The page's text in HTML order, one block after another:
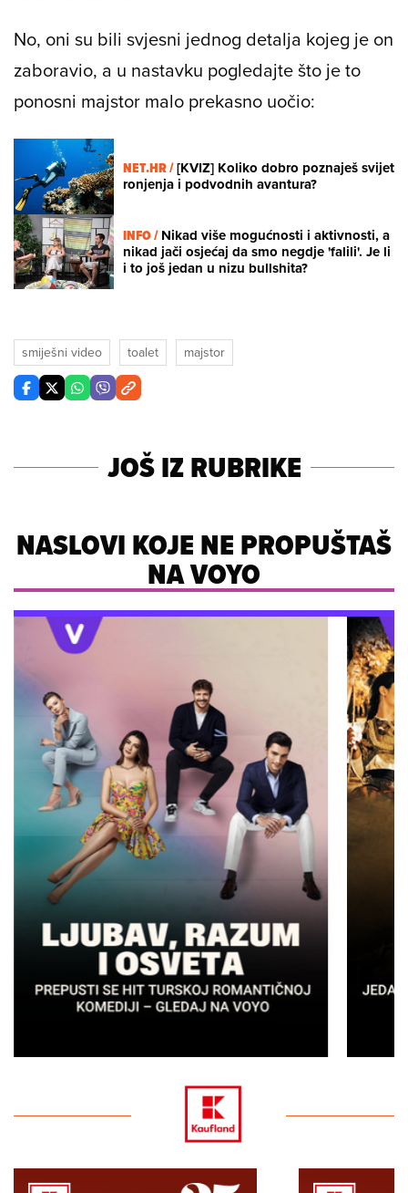
No, oni su bili svjesni jednog detalja kojeg je on
zaboravio, a u nastavku pogledajte što je to
ponosni majstor malo prekasno uočio:
NET.HR /[KVIZ] Koliko dobro poznaješ svijet
ronjenja i podvodnih avantura?
INFO /Nikad više mogućnosti i aktivnosti, a
nikad jači osjećaj da smo negdje 'falili'. Je li
i to još jedan u nizu bullshita?
smiješni video toalet majstor
JOŠ IZ RUBRIKE
NASLOVI KOJE NE PROPUŠTAŠ
NA VOYO